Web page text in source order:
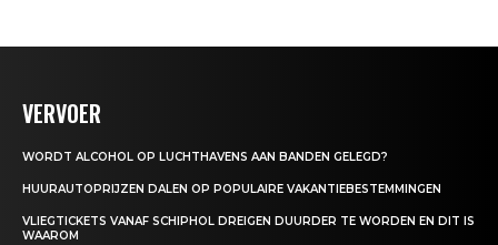
VERVOER
WORDT ALCOHOL OP LUCHTHAVENS AAN BANDEN GELEGD?
HUURAUTOPRIJZEN DALEN OP POPULAIRE VAKANTIEBESTEMMINGEN
VLIEGTICKETS VANAF SCHIPHOL DREIGEN DUURDER TE WORDEN EN DIT IS
WAAROM